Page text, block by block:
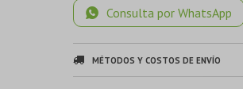
Consulta por WhatsApp
MÉTODOS Y COSTOS DE ENVÍO